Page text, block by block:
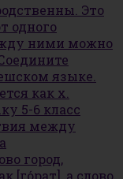
Это
одного
ними можно
языке.
как х.
5-6 класс
между
город,
[го́рат], а слово